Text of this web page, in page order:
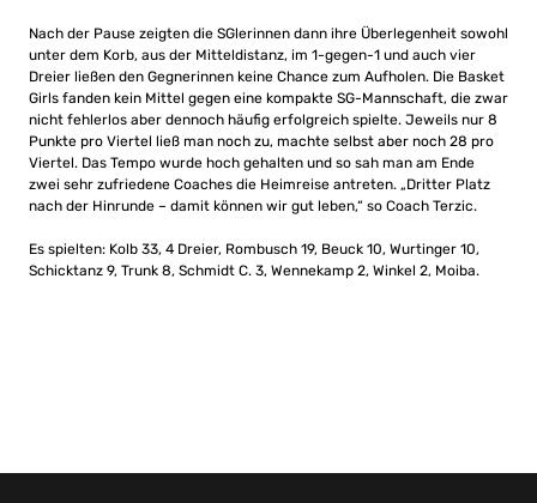
Nach der Pause zeigten die SGlerinnen dann ihre Überlegenheit sowohl
unter dem Korb, aus der Mitteldistanz, im 1-gegen-1 und auch vier
Dreier ließen den Gegnerinnen keine Chance zum Aufholen. Die Basket
Girls fanden kein Mittel gegen eine kompakte SG-Mannschaft, die zwar
nicht fehlerlos aber dennoch häufig erfolgreich spielte. Jeweils nur 8
Punkte pro Viertel ließ man noch zu, machte selbst aber noch 28 pro
Viertel. Das Tempo wurde hoch gehalten und so sah man am Ende
zwei sehr zufriedene Coaches die Heimreise antreten. „Dritter Platz
nach der Hinrunde – damit können wir gut leben,“ so Coach Terzic.
Es spielten: Kolb 33, 4 Dreier, Rombusch 19, Beuck 10, Wurtinger 10,
Schicktanz 9, Trunk 8, Schmidt C. 3, Wennekamp 2, Winkel 2, Moiba.